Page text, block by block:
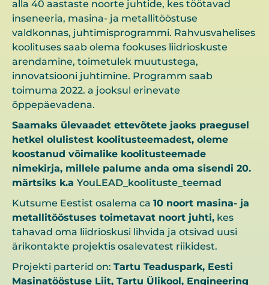
alla 40 aastaste noorte juhtide, kes töötavad
inseneeria, masina- ja metallitööstuse
valdkonnas, juhtimisprogrammi. Rahvusvahelises
koolituses saab olema fookuses liidrioskuste
arendamine, toimetulek muutustega,
innovatsiooni juhtimine. Programm saab
toimuma 2022. a jooksul erinevate
õppepäevadena.
Saamaks ülevaadet ettevõtete jaoks praegusel
hetkel olulistest koolitusteemadest, oleme
koostanud võimalike koolitusteemade
nimekirja, millele palume anda oma sisendi 20.
märtsiks k.a YouLEAD_koolituste_teemad
Kutsume Eestist osalema ca 10 noort masina- ja
metallitööstuses toimetavat noort juhti, kes
tahavad oma liidrioskusi lihvida ja otsivad uusi
ärikontakte projektis osalevatest riikidest.
Projekti parterid on: Tartu Teaduspark, Eesti
Masinatööstuse Liit, Tartu Ülikool, Engineering